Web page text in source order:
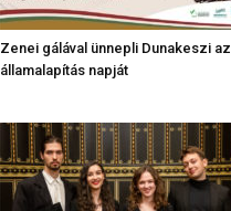
Zenei gálával ünnepli Dunakeszi az
államalapítás napját